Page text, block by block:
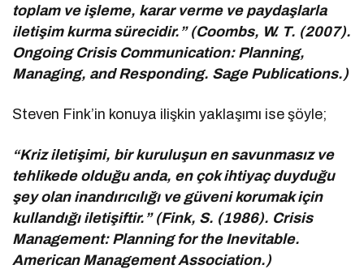
toplam ve işleme, karar verme ve paydaşlarla
iletişim kurma sürecidir.” (Coombs, W. T. (2007).
Ongoing Crisis Communication: Planning,
Managing, and Responding. Sage Publications.)
Steven Fink’in konuya ilişkin yaklaşımı ise şöyle;
“Kriz iletişimi, bir kuruluşun en savunmasız ve
tehlikede olduğu anda, en çok ihtiyaç duyduğu
şey olan inandırıcılığı ve güveni korumak için
kullandığı iletişiftir.” (Fink, S. (1986). Crisis
Management: Planning for the Inevitable.
American Management Association.)